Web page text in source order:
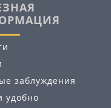
заблуждения
удобно